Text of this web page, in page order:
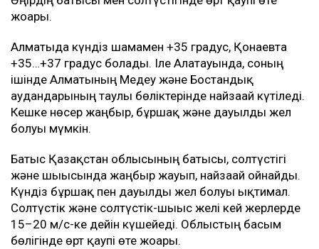
жоғары.
Алматыда күндіз шамамен +35 градус, Қонаевта
+35…+37 градус болады. Іле Алатауында, соның
ішінде Алматының Медеу және Бостандық
аудандарының таулы бөліктерінде найзағай күтіледі.
Кешке нөсер жаңбыр, бұршақ және дауылды жел
болуы мүмкін.
Батыс Қазақстан облысының батысы, солтүстігі
және шығысында жаңбыр жауып, найзағай ойнайды.
Күндіз бұршақ пен дауылды жел болуы ықтимал.
Солтүстік және солтүстік-шығыс желі кей жерлерде
15–20 м/с-ке дейін күшейеді. Облыстың басым
бөлігінде өрт қаупі өте жоғары.